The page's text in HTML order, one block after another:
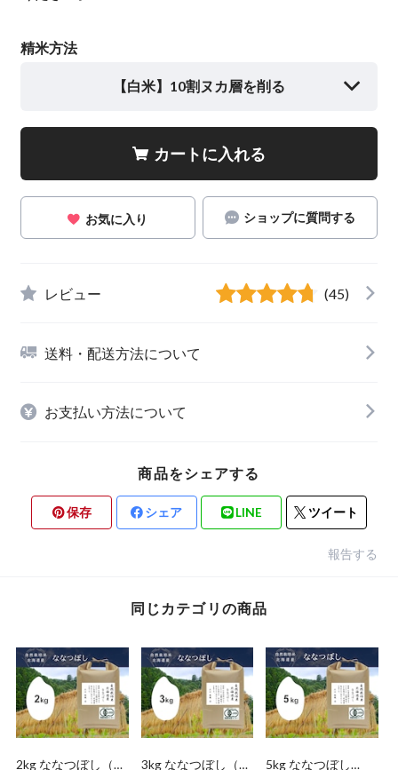
精米方法
【白米】10割ヌカ層を削る
カートに入れる
お気に入り ショップに質問する
レビュー (45)
送料・配送方法について
お支払い方法について
商品をシェアする
保存 シェア LINE ツイート
報告する
同じカテゴリの商品
2kg ななつぼし（北
3kg ななつぼし（北
5kg ななつぼし